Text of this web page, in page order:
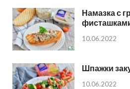
Намазка с
10.06.2022
Шпажки
10.06.2022